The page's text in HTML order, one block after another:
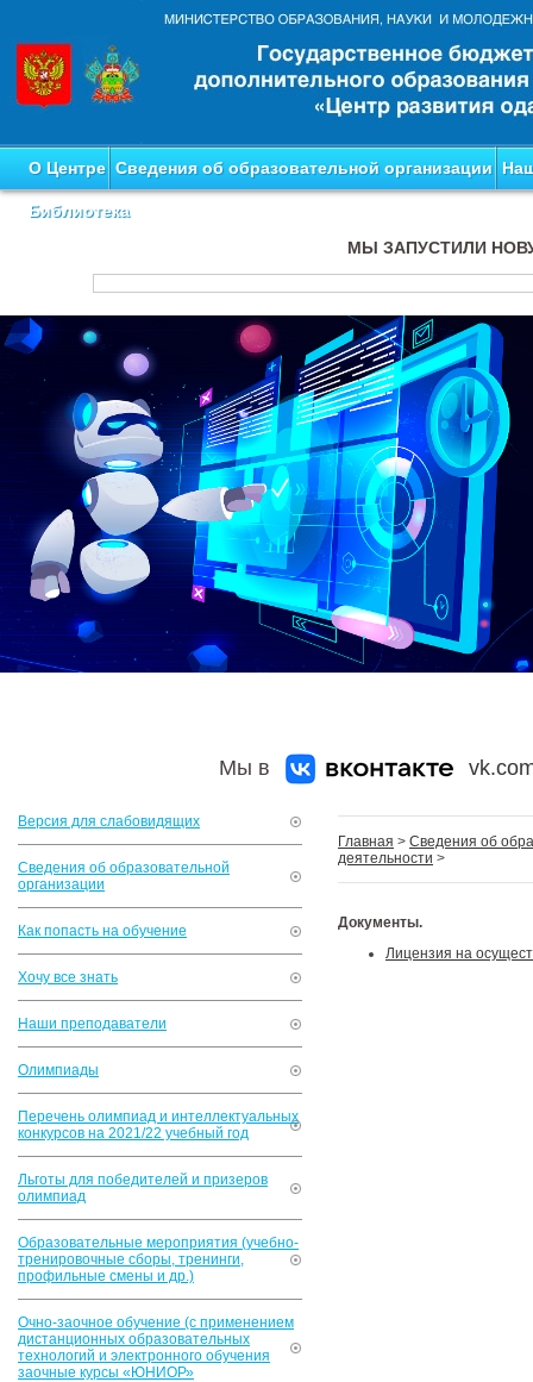
О Центре Сведения об образовательной организации
Библиотека
МЫ ЗАПУСТИЛИ
Мы в
Версия для слабовидящих
Сведения об образовательной
организации
Как попасть на обучение
Хочу все знать
Наши преподаватели
Олимпиады
Перечень олимпиад и интеллектуальных
конкурсов на 2021/22 учебный год
Льготы для победителей и призеров
олимпиад
Образовательные мероприятия (учебно-
тренировочные сборы, тренинги,
профильные смены и др.)
Очно-заочное обучение (с применением
дистанционных образовательных
технологий и электронного обучения
заочные курсы «ЮНИОР»
Главная > Сведения об
деятельности >
Документы.
Лицензия на